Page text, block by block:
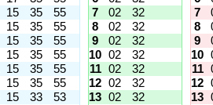
15 35 55 7 02 32 7
15 35 55 8 02 32 8
15 35 55 9 02 32 9
15 35 55 10 02 32 10
15 35 55 11 02 32 11
15 35 55 12 02 32 12
15 33 53 13 02 32 13